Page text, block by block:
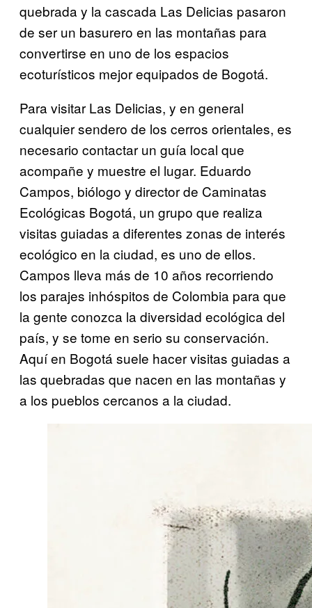
quebrada y la cascada Las Delicias pasaron
de ser un basurero en las montañas para
convertirse en uno de los espacios
ecoturísticos mejor equipados de Bogotá.
Para visitar Las Delicias, y en general
cualquier sendero de los cerros orientales, es
necesario contactar un guía local que
acompañe y muestre el lugar. Eduardo
Campos, biólogo y director de Caminatas
Ecológicas Bogotá, un grupo que realiza
visitas guiadas a diferentes zonas de interés
ecológico en la ciudad, es uno de ellos.
Campos lleva más de 10 años recorriendo
los parajes inhóspitos de Colombia para que
la gente conozca la diversidad ecológica del
país, y se tome en serio su conservación.
Aquí en Bogotá suele hacer visitas guiadas a
las quebradas que nacen en las montañas y
a los pueblos cercanos a la ciudad.